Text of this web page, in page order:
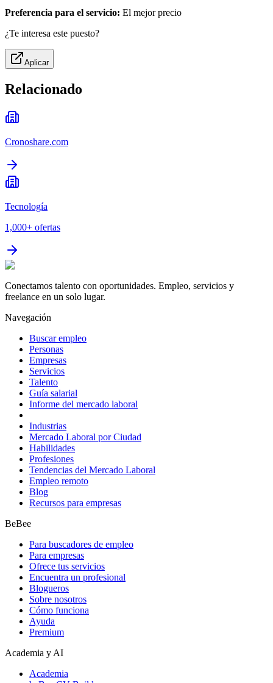
Preferencia para el servicio: El mejor precio
¿Te interesa este puesto?
Aplicar
Relacionado
Cronoshare.com
Tecnología
1,000+ ofertas
Conectamos talento con oportunidades. Empleo, servicios y
freelance en un solo lugar.
Navegación
Buscar empleo
Personas
Empresas
Servicios
Talento
Guía salarial
Informe del mercado laboral
Industrias
Mercado Laboral por Ciudad
Habilidades
Profesiones
Tendencias del Mercado Laboral
Empleo remoto
Blog
Recursos para empresas
BeBee
Para buscadores de empleo
Para empresas
Ofrece tus servicios
Encuentra un profesional
Blogueros
Sobre nosotros
Cómo funciona
Ayuda
Premium
Academia y AI
Academia